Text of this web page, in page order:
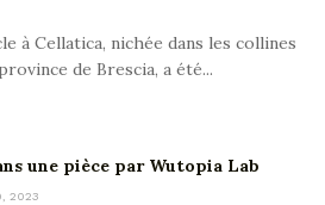
à Cellatica, nichée dans les collines
de Brescia, a été...
une pièce par Wutopia Lab
2023